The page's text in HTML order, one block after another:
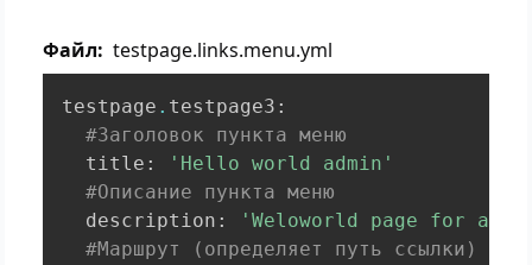
Файл testpage.links.menu.yml
testpage . testpage3 :
#Заголовок пункта меню
  title
:
'Hello world admin'
#Описание пункта меню
  description
:
'Weloworld page for
#Маршрут (определяет путь ссылки)